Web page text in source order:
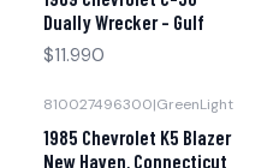
Dually Wrecker – Gulf
$11.990
810027496300|GreenLight
1985 Chevrolet K5 Blazer
New Haven, Connecticut